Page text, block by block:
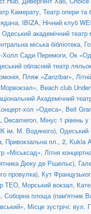
Камерату, Театр опери та
, IBIZA, Нічний клуб
Одеський академічний театр
міська бібліотека,
Холл Сади Перемоги, Ок
обласний театр
, Пляж «Zanzibar»,
, Beach club
Академічний
хол «Одеса», Beit
Decameron, Мінус 1 рівень
ім. М. Водяного), Одеський
, Привокзальна пл., 2, Kukla
«Міськсад», Літня
Дюку де Рішельє),
провулка), Кут
ТЕО, Морський вокзал,
, Соборна площа (пам'ятник
, Місце зустрічі: